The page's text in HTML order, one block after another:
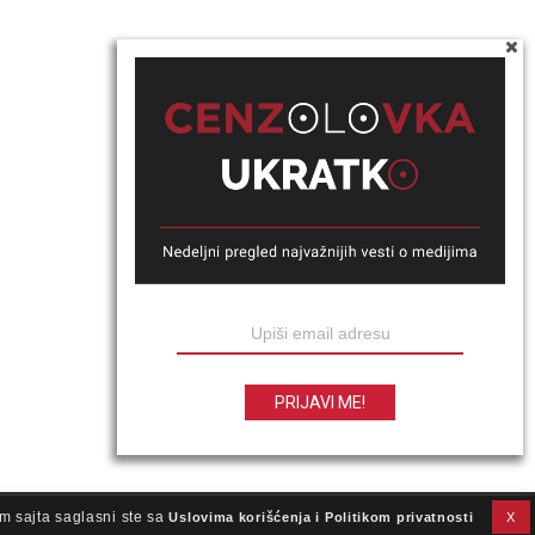
sajta saglasni ste saUslovima korišćenja i Politikom privatnosti X